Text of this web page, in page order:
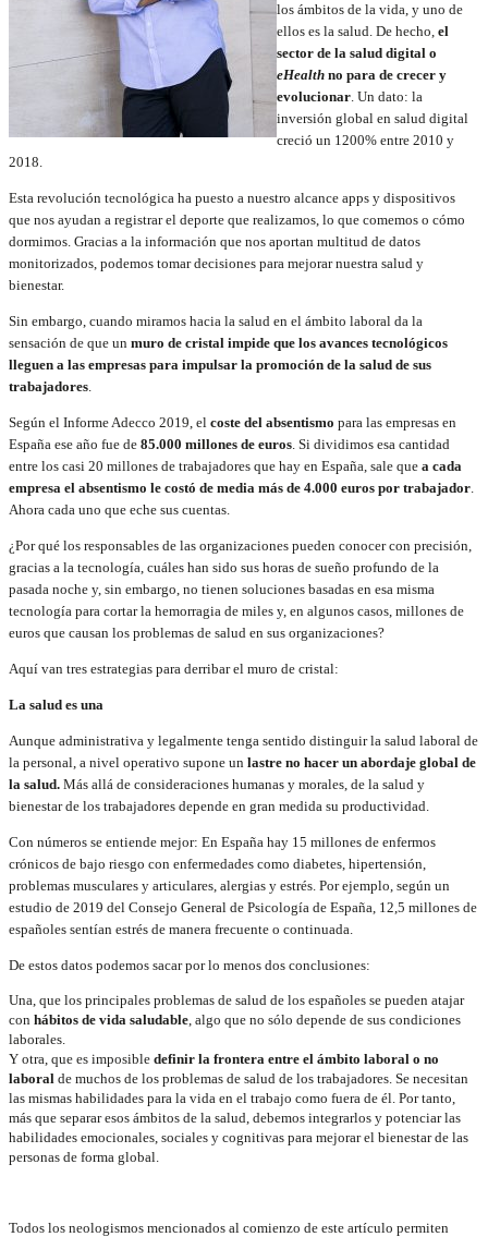
los ámbitos de la vida, y uno de
ellos es la salud. De hecho, el
sector de la salud digital o
eHealth no para de crecer y
evolucionar. Un dato: la
inversión global en salud digital
creció un 1200% entre 2010 y
2018.
Esta revolución tecnológica ha puesto a nuestro alcance apps y dispositivos
que nos ayudan a registrar el deporte que realizamos, lo que comemos o cómo
dormimos. Gracias a la información que nos aportan multitud de datos
monitorizados, podemos tomar decisiones para mejorar nuestra salud y
bienestar.
Sin embargo, cuando miramos hacia la salud en el ámbito laboral da la
sensación de que un muro de cristal impide que los avances tecnológicos
lleguen a las empresas para impulsar la promoción de la salud de sus
trabajadores.
Según el Informe Adecco 2019, el coste del absentismo para las empresas en
España ese año fue de 85.000 millones de euros. Si dividimos esa cantidad
entre los casi 20 millones de trabajadores que hay en España, sale que a cada
empresa el absentismo le costó de media más de 4.000 euros por trabajador.
Ahora cada uno que eche sus cuentas.
¿Por qué los responsables de las organizaciones pueden conocer con precisión,
gracias a la tecnología, cuáles han sido sus horas de sueño profundo de la
pasada noche y, sin embargo, no tienen soluciones basadas en esa misma
tecnología para cortar la hemorragia de miles y, en algunos casos, millones de
euros que causan los problemas de salud en sus organizaciones?
Aquí van tres estrategias para derribar el muro de cristal:
La salud es una
Aunque administrativa y legalmente tenga sentido distinguir la salud laboral de
la personal, a nivel operativo supone un lastre no hacer un abordaje global de
la salud. Más allá de consideraciones humanas y morales, de la salud y
bienestar de los trabajadores depende en gran medida su productividad.
Con números se entiende mejor: En España hay 15 millones de enfermos
crónicos de bajo riesgo con enfermedades como diabetes, hipertensión,
problemas musculares y articulares, alergias y estrés. Por ejemplo, según un
estudio de 2019 del Consejo General de Psicología de España, 12,5 millones de
españoles sentían estrés de manera frecuente o continuada.
De estos datos podemos sacar por lo menos dos conclusiones:
Una, que los principales problemas de salud de los españoles se pueden atajar
con hábitos de vida saludable , algo que no sólo depende de sus condiciones
laborales.
Y otra, que es imposible definir la frontera entre el ámbito laboral o no
laboral de muchos de los problemas de salud de los trabajadores. Se necesitan
las mismas habilidades para la vida en el trabajo como fuera de él. Por tanto,
más que separar esos ámbitos de la salud, debemos integrarlos y potenciar las
habilidades emocionales, sociales y cognitivas para mejorar el bienestar de las
personas de forma global.
Todos los neologismos mencionados al comienzo de este artículo permiten